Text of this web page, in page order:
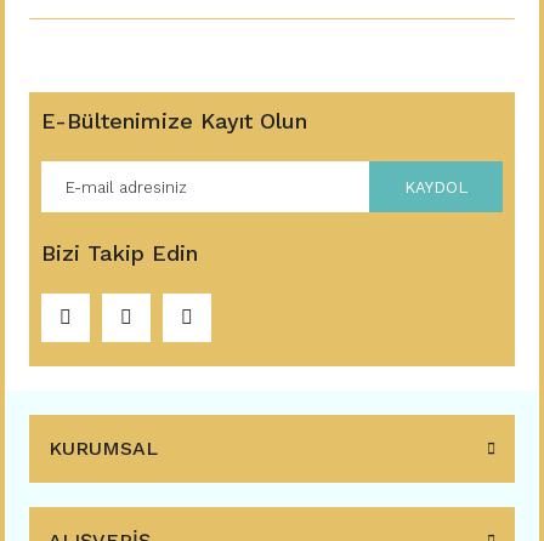
E-Bültenimize Kayıt Olun
KAYDOL
Bizi Takip Edin
KURUMSAL